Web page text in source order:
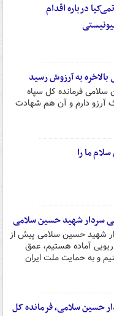
درباره اقدام
به آرزوش رسید
فرمانده کل سپاه
آرزو دارم و آن هم شهادت
ما را
سردار شهید حسین سلامی
شهید حسین سلامی پیش از
آماده هستیم، عمق
و به حمایت ملت ایران
حسین سلامی، فرمانده کل